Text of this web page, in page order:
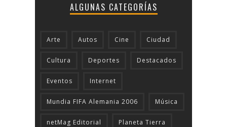
ALGUNAS CATEGORÍAS
Arte Autos Cine Ciudad
Cultura Deportes Destacados
Eventos Internet
Mundia FIFA Alemania 2006 Música
netMag Editorial Planeta Tierra